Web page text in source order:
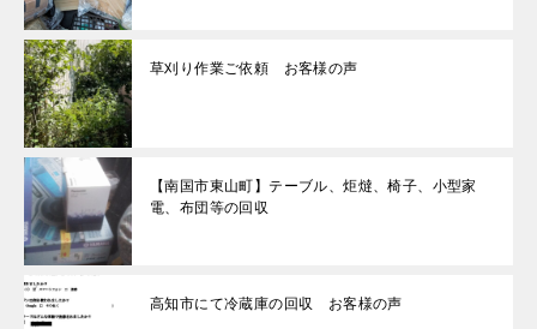
草刈り作業ご依頼 お客様の声
【南国市東山町】テーブル、炬燵、椅子、小型家
電、布団等の回収
高知市にて冷蔵庫の回収 お客様の声